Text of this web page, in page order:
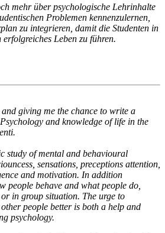
mehr über psychologische Lehrinhalte
Problemen kennenzulernen,
zu integrieren, damit die Studenten in
Leben zu führen.
giving me the chance to write a
and knowledge of life in the
study of mental and behavioural
sensations, preceptions attention,
and motivation. In addition
people behave and what people do,
in group situation. The urge to
people better is both a help and
psychology.